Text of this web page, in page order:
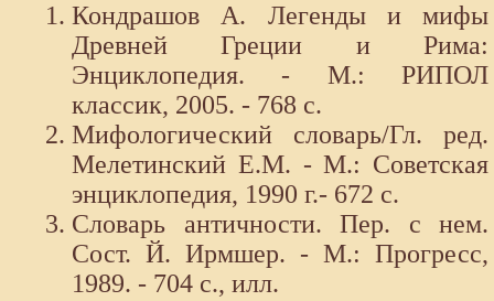
Кондрашов А. Легенды и мифы
Древней Греции и Рима:
Энциклопедия. - М.: РИПОЛ
классик, 2005. - 768 с.
Мифологический словарь/Гл. ред.
Мелетинский Е.М. - М.: Советская
энциклопедия, 1990 г.- 672 с.
Словарь античности. Пер. с нем.
Сост. Й. Ирмшер. - М.: Прогресс,
1989. - 704 с., илл.